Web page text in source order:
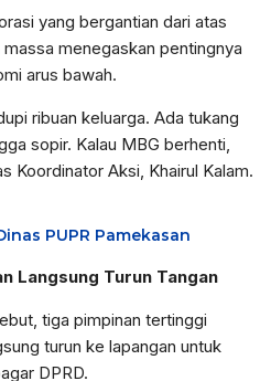
yang bergantian dari atas
menegaskan pentingnya
arus bawah.
ribuan keluarga. Ada tukang
sopir. Kalau MBG berhenti,
Koordinator Aksi, Khairul Kalam.
PUPR Pamekasan
Langsung Turun Tangan
tiga pimpinan tertinggi
turun ke lapangan untuk
DPRD.